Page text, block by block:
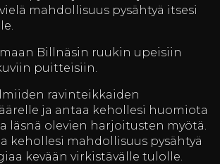
mahdollisuus pysähtyä itsesi
Billnäsin ruukin upeisiin
puitteisiin.
ravinteikkaiden
ja antaa kehollesi huomiota
läsnä olevien harjoitusten myötä.
kehollesi mahdollisuus pysähtyä
kevään virkistävälle tulolle.